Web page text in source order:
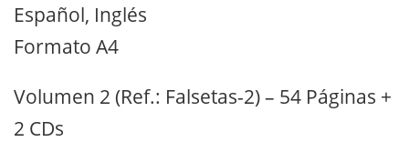
Español, Inglés
Formato A4
Volumen 2 (Ref.: Falsetas-2) – 54 Páginas +
2 CDs